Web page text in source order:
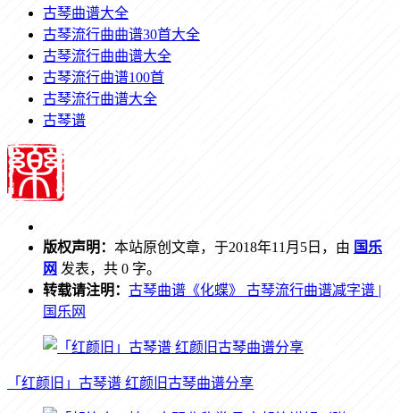
古琴曲谱大全
古琴流行曲曲谱30首大全
古琴流行曲曲谱大全
古琴流行曲谱100首
古琴流行曲谱大全
古琴谱
版权声明： 本站原创文章，于2018年11月5日，由 国乐
网 发表，共 0 字。
转载请注明： 古琴曲谱《化蝶》 古琴流行曲谱减字谱 |
国乐网
「红颜旧」古琴谱 红颜旧古琴曲谱分享